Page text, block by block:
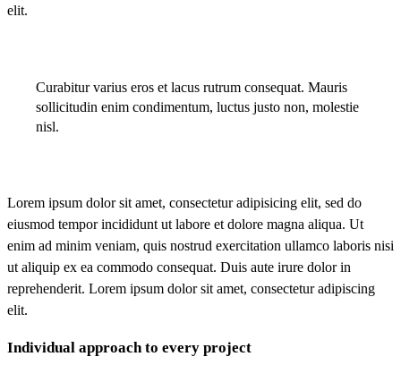
elit.
Curabitur varius eros et lacus rutrum consequat. Mauris
sollicitudin enim condimentum, luctus justo non, molestie
nisl.
Lorem ipsum dolor sit amet, consectetur adipisicing elit, sed do
eiusmod tempor incididunt ut labore et dolore magna aliqua. Ut
enim ad minim veniam, quis nostrud exercitation ullamco laboris nisi
ut aliquip ex ea commodo consequat. Duis aute irure dolor in
reprehenderit. Lorem ipsum dolor sit amet, consectetur adipiscing
elit.
Individual approach to every project